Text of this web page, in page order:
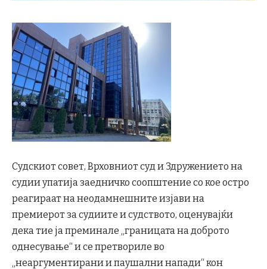
Судскиот совет, Врховниот суд и Здружението на
судии упатија заедничко соопштение со кое остро
реагираат на неодамнешните изјави на
премиерот за судиите и судството, оценувајќи
дека тие ја преминале „границата на доброто
однесување“ и се претвориле во
„неаргументирани и паушални напади“ кон